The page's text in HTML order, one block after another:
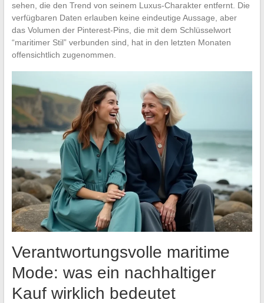
sehen, die den Trend von seinem Luxus-Charakter entfernt. Die
verfügbaren Daten erlauben keine eindeutige Aussage, aber
das Volumen der Pinterest-Pins, die mit dem Schlüsselwort
“maritimer Stil” verbunden sind, hat in den letzten Monaten
offensichtlich zugenommen.
Verantwortungsvolle maritime
Mode: was ein nachhaltiger
Kauf wirklich bedeutet